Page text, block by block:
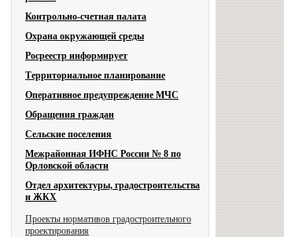
Контрольно-счетная палата
Охрана окружающей среды
Росреестр информирует
Территориальное планирование
Оперативное предупреждение МЧС
Обращения граждан
Сельские поселения
Межрайонная ИФНС России № 8 по
Орловской области
Отдел архитектуры, градостроительства
и ЖКХ
Проекты нормативов градостроительного
проектирования